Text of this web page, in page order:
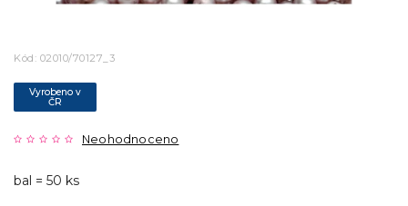
Kód: 02010/70127_3
Vyrobeno v
ČR
Neohodnoceno
bal = 50 ks